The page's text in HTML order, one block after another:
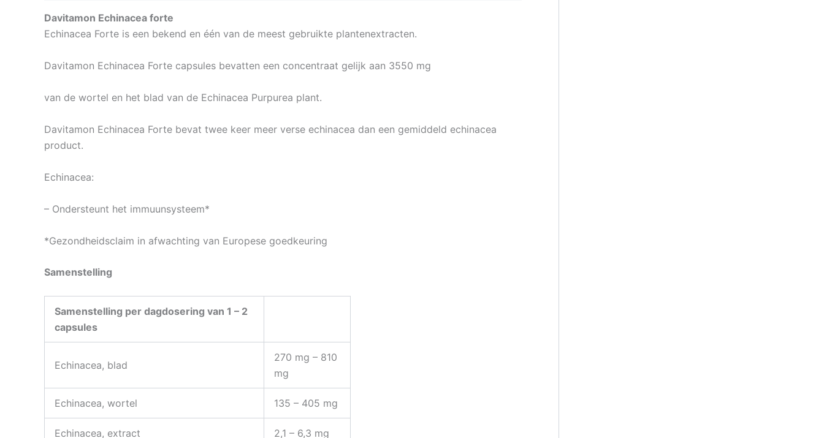
Davitamon Echinacea forte
Echinacea Forte is een bekend en één van de meest gebruikte plantenextracten.
Davitamon Echinacea Forte capsules bevatten een concentraat gelijk aan 3550 mg
van de wortel en het blad van de Echinacea Purpurea plant.
Davitamon Echinacea Forte bevat twee keer meer verse echinacea dan een gemiddeld echinacea
product.
Echinacea:
– Ondersteunt het immuunsysteem*
*Gezondheidsclaim in afwachting van Europese goedkeuring
Samenstelling
Samenstelling per dagdosering van 1 – 2
capsules
Echinacea, blad
270 mg – 810
mg
Echinacea, wortel 135 – 405 mg
Echinacea, extract 2,1 – 6,3 mg